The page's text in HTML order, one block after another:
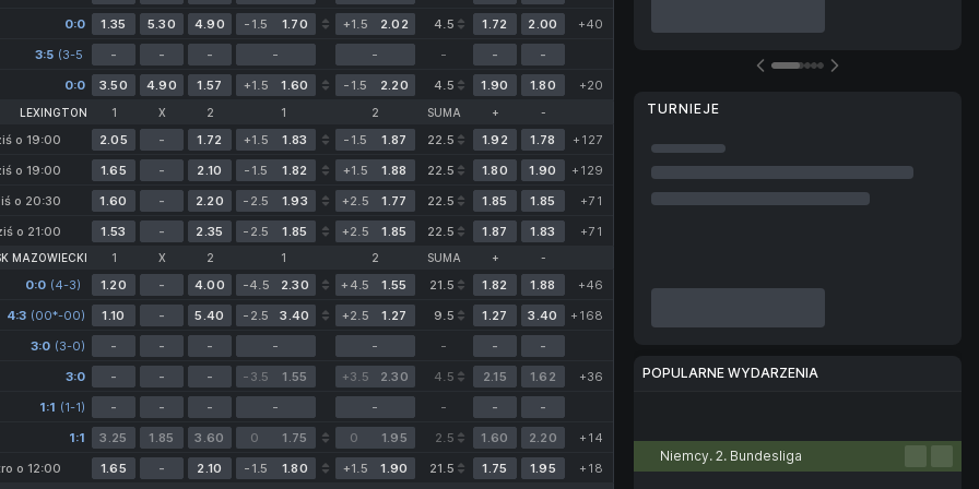
0:0 1.35 5.30 4.90 -1.5 1.70 +1.5 2.02 4.5 1.72 2.00
+40
3:5 (3-5
- - - - - - -
-
0:0 3.50 4.90 1.57 +1.5 1.60 -1.5 2.20 4.5 1.90 1.80 +20
LEXINGTON 1 X 2 1 2 SUMA + -
o 19:00 2.05 - 1.72 +1.5 1.83 -1.5 1.87 22.5 1.92 1.78
+127
o 19:00 1.65 - 2.10 -1.5 1.82 +1.5 1.88 22.5 1.80 1.90
+129
o 20:30 1.60 - 2.20 -2.5 1.93 +2.5 1.77 22.5 1.85 1.85
+71
o 21:00 1.53 - 2.35 -2.5 1.85 +2.5 1.85 22.5 1.87 1.83 +71
MAZOWIECKI 1 X 2 1 2 SUMA + -
0:0 (4-3) 1.20 - 4.00 -4.5 2.30 +4.5 1.55 21.5 1.82 1.88
+46
4:3 (00*-00) 1.10 - 5.40 -2.5 3.40 +2.5 1.27 9.5 1.27 3.40
+168
3:0 (3-0) - - - - - - -
-
3:0 - - - -3.5 1.55 +3.5 2.30 4.5 2.15 1.62
+36
1:1 (1-1) - - - - - - -
-
1:1 3.25 1.85 3.60 0 1.75 0 1.95 2.5 1.60 2.20
+14
o 12:00 1.65 - 2.10 -1.5 1.80 +1.5 1.90 21.5 1.75 1.95 +18
TURNIEJE
POPULARNE WYDARZENIA
Niemcy. 2. Bundesliga